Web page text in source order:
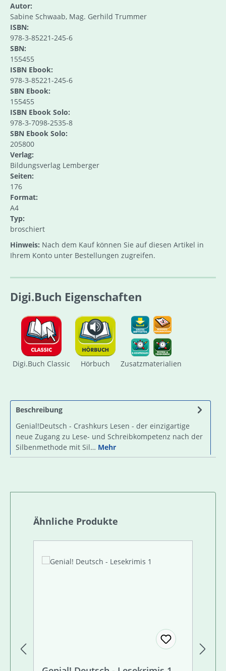
Autor:
Sabine Schwaab, Mag. Gerhild Trummer
ISBN:
978-3-85221-245-6
SBN:
155455
ISBN Ebook:
978-3-85221-245-6
SBN Ebook:
155455
ISBN Ebook Solo:
978-3-7098-2535-8
SBN Ebook Solo:
205800
Verlag:
Bildungsverlag Lemberger
Seiten:
176
Format:
A4
Typ:
broschiert
Hinweis: Nach dem Kauf können Sie auf diesen Artikel in
Ihrem Konto unter Bestellungen zugreifen.
Digi.Buch Eigenschaften
Digi.Buch Classic Hörbuch Zusatzmaterialien
Beschreibung
Genial!Deutsch - Crashkurs Lesen - der einzigartige
neue Zugang zu Lese- und Schreibkompetenz nach der
Silbenmethode mit Sil… Mehr
Produktgalerie überspringen
Ähnliche Produkte